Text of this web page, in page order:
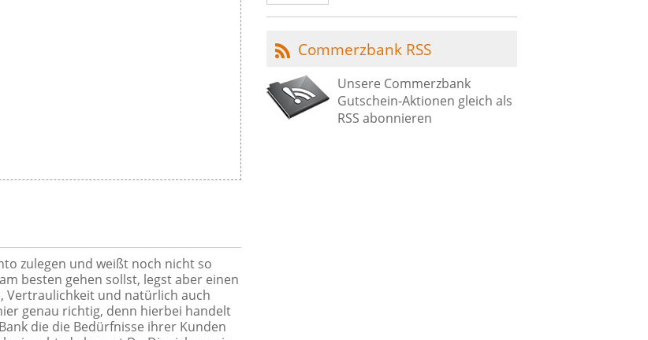
zulegen und weißt noch nicht so
besten gehen sollst, legst aber einen
Vertraulichkeit und natürlich auch
genau richtig, denn hierbei handelt
die die Bedürfnisse ihrer Kunden
Commerzbank RSS
Unsere Commerzbank
Gutschein-Aktionen gleich als
RSS abonnieren